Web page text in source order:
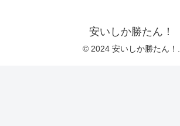
安いしか勝たん！
© 2024 安いしか勝たん！.